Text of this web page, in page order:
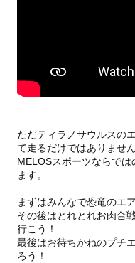
ただティラノサウルスの
て走るだけではありません
MELOSスポーツならで
ます。
まずはみんなで恐竜のエ
その後はとれとれお肉合
行こう！
最後はお待ちかねのプチ
ろう！